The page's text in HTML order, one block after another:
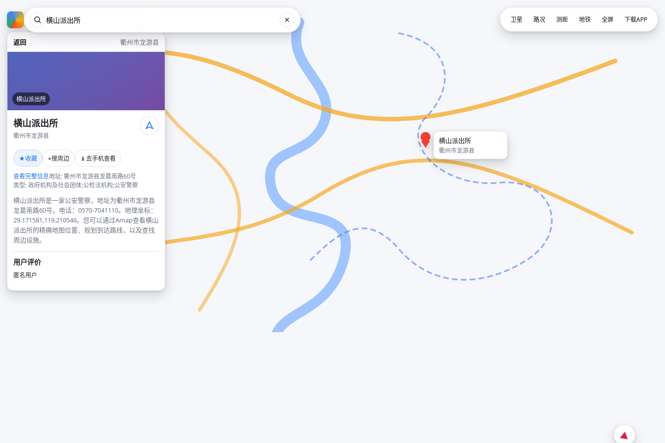
返回 衢州市龙游县
横山派出所
横山派出所
衢州市龙游县
★收藏 ⌖搜周边 📱 去手机查看
查看完整信息地址: 衢州市龙游县龙葛南路60号
类型: 政府机构及社会团体;公检法机构;公安警察
横山派出所是一家公安警察，地址为衢州市龙游县
龙葛南路60号。电话：0570-7041110。地理坐标：
29.171581,119.210546。您可以通过Amap查看横山
派出所的精确地图位置、规划到达路线，以及查找
周边设施。
用户评价
匿名用户
横山派出所
衢州市龙游县
卫星 路况 测距 地铁 全屏 下载APP